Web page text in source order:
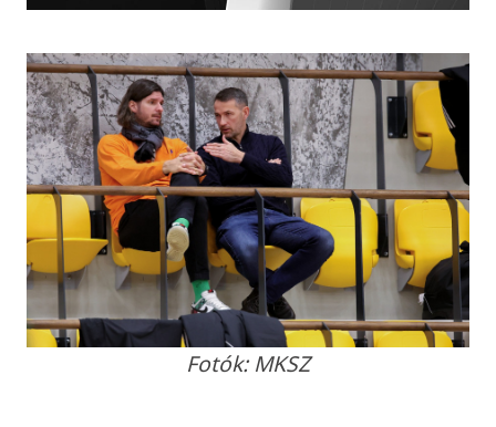
Fotók: MKSZ